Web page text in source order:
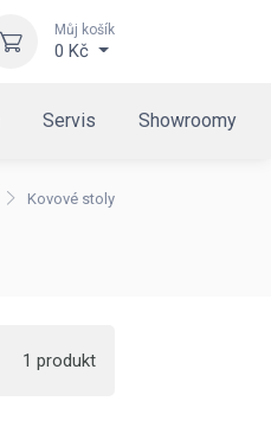
Můj košík
0 Kč
Servis Showroomy
Kovové stoly
1 produkt